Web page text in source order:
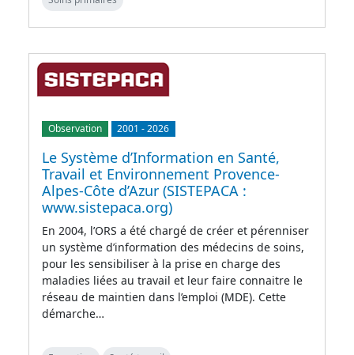
Observation 2001 -2026
Le Système d’Information en Santé,
Travail et Environnement Provence-
Alpes-Côte d’Azur (SISTEPACA :
www.sistepaca.org)
En 2004, l’ORS a été chargé de créer et pérenniser
un système d’information des médecins de soins,
pour les sensibiliser à la prise en charge des
maladies liées au travail et leur faire connaitre le
réseau de maintien dans l’emploi (MDE). Cette
démarche…